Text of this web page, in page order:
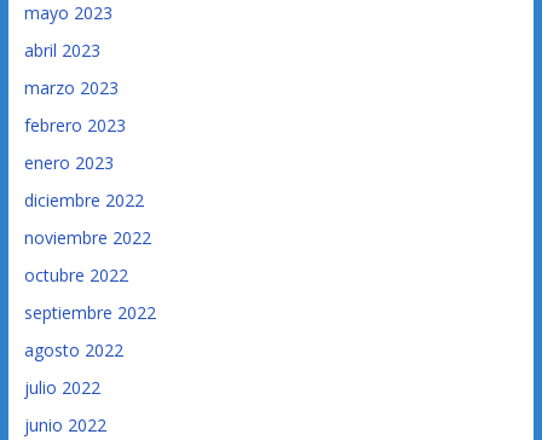
mayo 2023
abril 2023
marzo 2023
febrero 2023
enero 2023
diciembre 2022
noviembre 2022
octubre 2022
septiembre 2022
agosto 2022
julio 2022
junio 2022